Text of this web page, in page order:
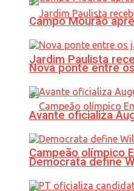
Jardim Paulista
Campeão olímpico
Campo Mourão
Nova ponte entre
Avante oficializa
Democrata define